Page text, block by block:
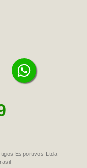
Esportivos Ltda